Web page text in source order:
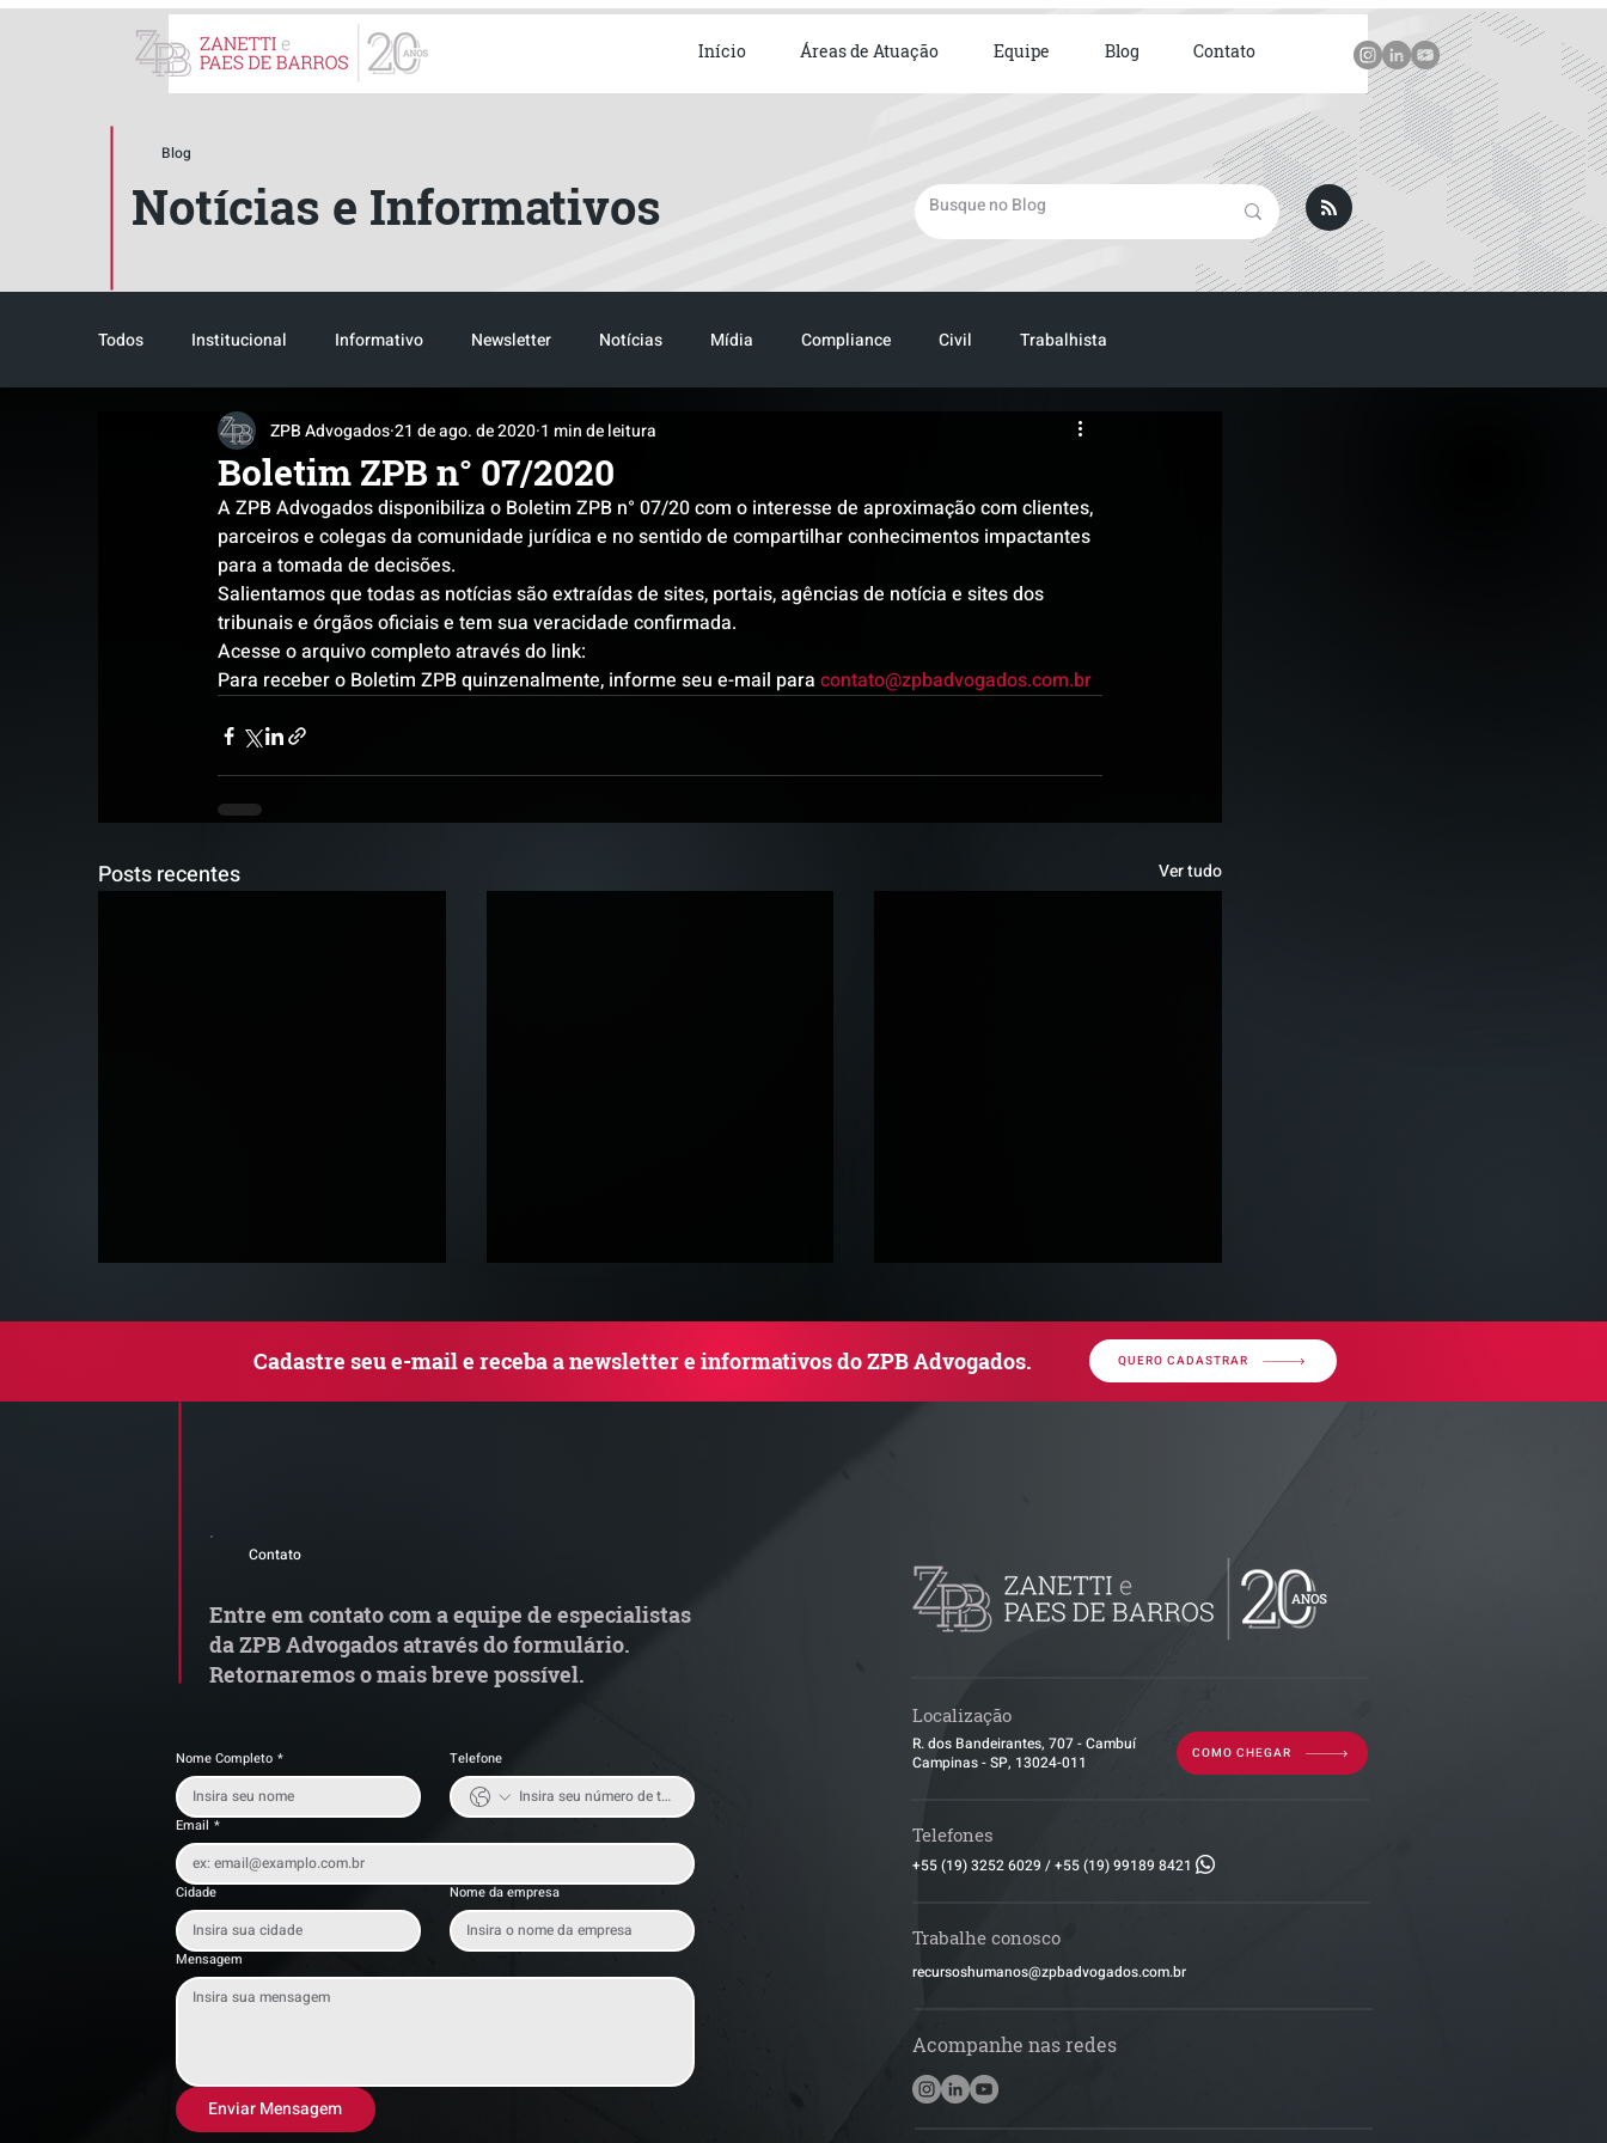
Início Áreas de Atuação Equipe Blog Contato
Blog
Notícias e Informativos
Todos Institucional Informativo Newsletter Notícias Mídia Compliance Civil Trabalhista
Reconhecimento Tributário Pós-evento TRANSPORTE
Boletim ZPB n° 07/2020
ZPB Advogados21 de ago. de 2020 1 min de leitura
A ZPB Advogados disponibiliza o Boletim ZPB n° 07/20 com o interesse de aproximação com clientes,
parceiros e colegas da comunidade jurídica e no sentido de compartilhar conhecimentos impactantes
para a tomada de decisões.
Salientamos que todas as notícias são extraídas de sites, portais, agências de notícia e sites dos
tribunais e órgãos oficiais e tem sua veracidade confirmada.
Acesse o arquivo completo através do link:
Para receber o Boletim ZPB quinzenalmente, informe seu e-mail para contato@zpbadvogados.com.br
Posts recentes Ver tudo
Alerta de Tentativa de
fiscais exige revisão
operacional pelas empresas
Cadastre seu e-mail e receba a newsletter e informativos do ZPB Advogados. QUERO CADASTRAR
Contato
Entre em contato com a equipe de especialistas
da ZPB Advogados através do formulário.
Retornaremos o mais breve possível.
Nome Completo * Telefone
Email *
Cidade Nome da empresa
Mensagem
Enviar Mensagem
Localização
R. dos Bandeirantes, 707 - Cambuí
Campinas - SP, 13024-011
COMO CHEGAR
Telefones
+55 (19) 3252 6029 /+55 (19) 99189 8421
Trabalhe conosco
​recursoshumanos@zpbadvogados.com.br
Acompanhe nas redes